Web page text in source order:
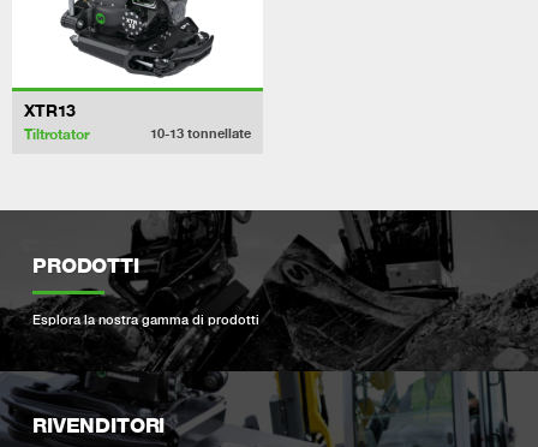
XTR13
Tiltrotator 10-13 tonnellate
PRODOTTI
Esplora la nostra gamma di prodotti
RIVENDITORI